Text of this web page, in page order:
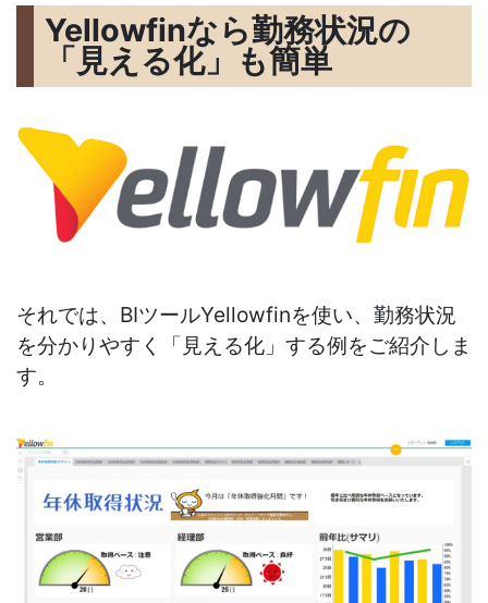
Yellowfinなら勤務状況の
「見える化」も簡単
それでは、BIツールYellowfinを使い、勤務状況
を分かりやすく「見える化」する例をご紹介しま
す。